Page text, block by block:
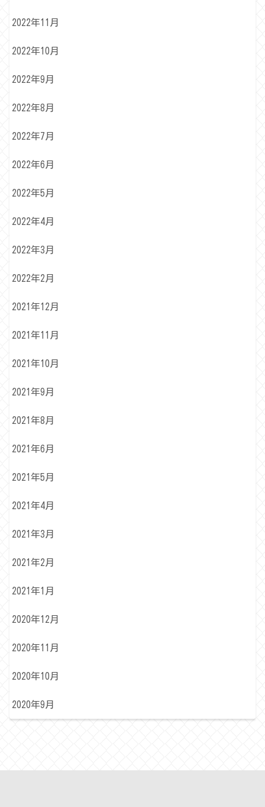
2022年11月
2022年10月
2022年9月
2022年8月
2022年7月
2022年6月
2022年5月
2022年4月
2022年3月
2022年2月
2021年12月
2021年11月
2021年10月
2021年9月
2021年8月
2021年6月
2021年5月
2021年4月
2021年3月
2021年2月
2021年1月
2020年12月
2020年11月
2020年10月
2020年9月